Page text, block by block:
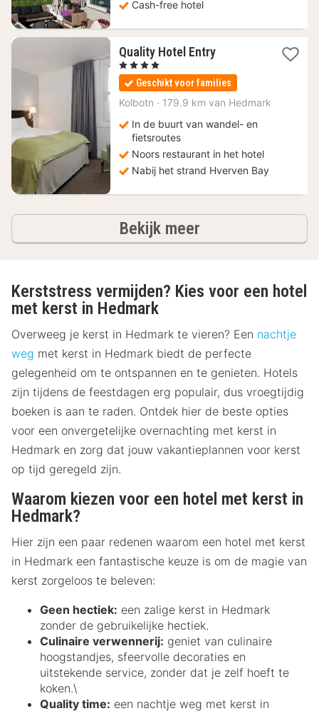
Cash-free hotel
Quality Hotel Entry1
vanaf
135,67
€
, 4 Sterren
Geschikt voor families
Kolbotn · 179.9 km van Hedmark
In de buurt van wandel- en
fietsroutes
Noors restaurant in het hotel
Nabij het strand Hverven Bay
Bekijk meerhotels
Kerststress vermijden? Kies voor een hotel
met kerst in Hedmark
Overweeg je kerst in Hedmark te vieren? Een nachtje
weg met kerst in Hedmark biedt de perfecte
gelegenheid om te ontspannen en te genieten. Hotels
zijn tijdens de feestdagen erg populair, dus vroegtijdig
boeken is aan te raden. Ontdek hier de beste opties
voor een onvergetelijke overnachting met kerst in
Hedmark en zorg dat jouw vakantieplannen voor kerst
op tijd geregeld zijn.
Waarom kiezen voor een hotel met kerst in
Hedmark?
Hier zijn een paar redenen waarom een hotel met kerst
in Hedmark een fantastische keuze is om de magie van
kerst zorgeloos te beleven:
Geen hectiek: een zalige kerst in Hedmark
zonder de gebruikelijke hectiek.
Culinaire verwennerij: geniet van culinaire
hoogstandjes, sfeervolle decoraties en
uitstekende service, zonder dat je zelf hoeft te
koken.\
Quality time: een nachtje weg met kerst in